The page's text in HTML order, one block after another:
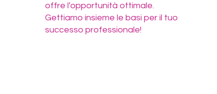
offre l'opportunità ottimale.
Gettiamo insieme le basi per il tuo
successo professionale!